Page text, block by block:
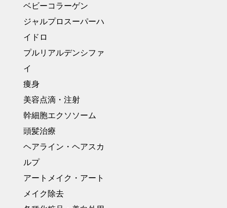
ベビーコラーゲン
ジャルプロスーパーハ
イドロ
プルリアルデンシファ
イ
痩身
美容点滴・注射
幹細胞エクソソーム
頭髪治療
ヘアライン・ヘアスカ
ルプ
アートメイク・アート
メイク除去